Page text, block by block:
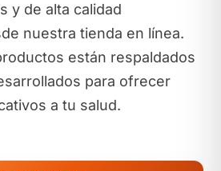
y de alta calidad
nuestra tienda en línea.
están respaldados
para ofrecer
a tu salud.